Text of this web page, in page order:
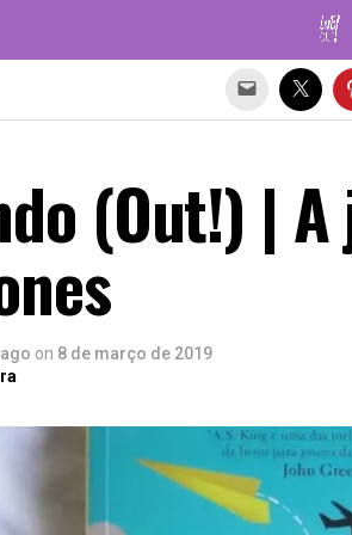
(Out!) |
on 8 de março de 2019
Sair da